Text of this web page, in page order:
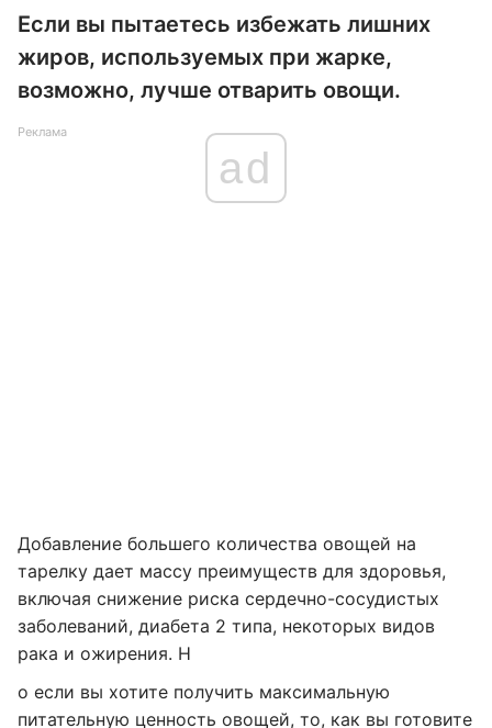
Если вы пытаетесь избежать лишних
жиров, используемых при жарке,
возможно, лучше отварить овощи.
Реклама
ad
Добавление большего количества овощей на
тарелку дает массу преимуществ для здоровья,
включая снижение риска сердечно-сосудистых
заболеваний, диабета 2 типа, некоторых видов
рака и ожирения. Н
о если вы хотите получить максимальную
питательную ценность овощей, то, как вы готовите